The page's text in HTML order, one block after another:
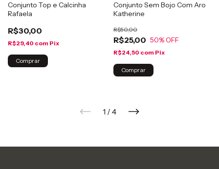
Conjunto Top e Calcinha
Rafaela
R$30,00
R$29,40 com Pix
Comprar
Conjunto Sem Bojo Com Aro
Katherine
R$25,00
R$50,00
50% OFF
R$24,50 com Pix
Comprar
1 / 4